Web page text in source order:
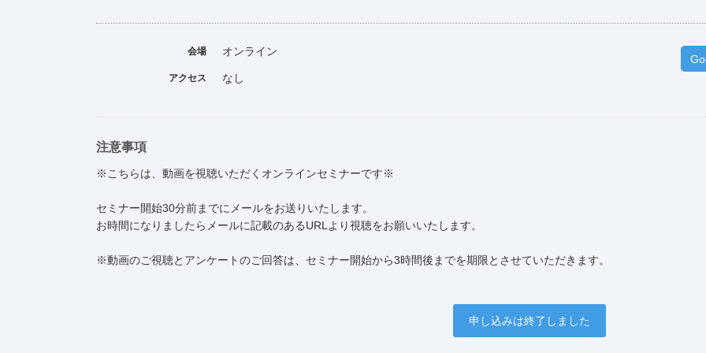
会場 オンライン
アクセス なし
注意事項
※こちらは、動画を視聴いただくオンラインセミナーです※
セミナー開始30分前までにメールをお送りいたします。
お時間になりましたらメールに記載のあるURLより視聴をお願いいたします。
※動画のご視聴とアンケートのご回答は、セミナー開始から3時間後までを期限とさせていただきます。
申し込みは終了しました